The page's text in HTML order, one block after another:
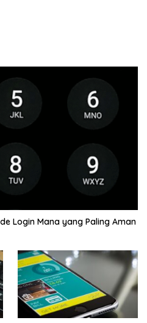
Login Mana yang Paling Aman